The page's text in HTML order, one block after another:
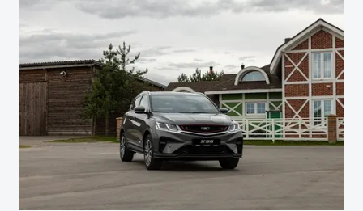
Яркий кроссовер
от 2 219 990 ₽*
Обзор В наличии
S50
Трейд-ин
Страхование
Расчет КАСКО
Гарантия Belgee
Belgee Линк
Belgee Клуб
Belgee Плюс
Реферальная программа
Клиентская поддержка
О дилерском центре
Правовая информация